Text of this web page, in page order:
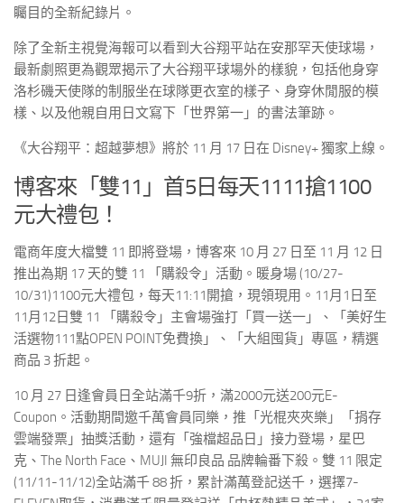
矚目的全新紀錄片。
除了全新主視覺海報可以看到大谷翔平站在安那罕天使球場，
最新劇照更為觀眾揭示了大谷翔平球場外的樣貌，包括他身穿
洛杉磯天使隊的制服坐在球隊更衣室的樣子、身穿休閒服的模
樣、以及他親自用日文寫下「世界第一」的書法筆跡。
《大谷翔平：超越夢想》將於 11 月 17 日在 Disney+獨家上線。
博客來「雙11」首5日每天1111搶1100
元大禮包！
電商年度大檔雙 11 即將登場，博客來 10 月 27 日至 11 月 12 日
推出為期 17 天的雙 11 「購殺令」活動。暖身場(10/27-
10/31)1100元大禮包，每天11:11 開搶，現領現用 。 11月 1 日至
11月 12日雙 11 「購殺令」主會場強打「買一送一」、 「 美好生
活選物111點OPEN POINT免費換」、「大組囤貨」專區， 精選
商品 3折起。
10 月 27 日逢會員日全站滿千9折，滿2000元送200元E-
Coupon 。活動期間邀千萬會員同樂，推 「光棍夾夾樂」「捐存
雲端發票」抽獎活動，還有「強檔超品日」接力登場，星巴
克、 The North Face 、 MUJI 無印良品 品牌輪番下殺 。 雙 11 限定
(11/11-11/12)全站滿千88折，累計滿萬登記送千， 選擇7-